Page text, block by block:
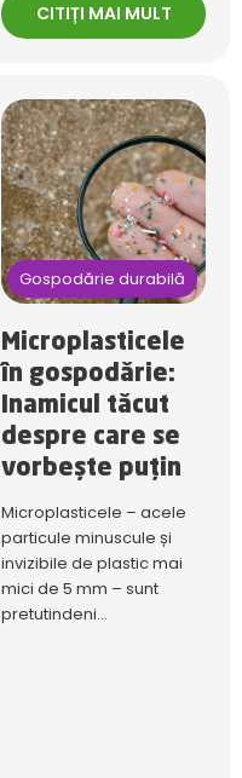
CITIȚI MAI MULT
Gospodărie durabilă
Microplasticele
în gospodărie:
Inamicul tăcut
despre care se
vorbește puțin
Microplasticele – acele
particule minuscule și
invizibile de plastic mai
mici de 5 mm – sunt
pretutindeni...